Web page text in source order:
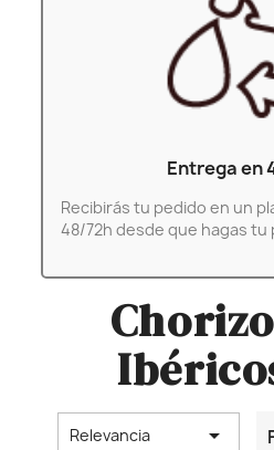
Entrega en
Recibirás tu pedido en un
48/72h desde que hagas tu
Relevancia 